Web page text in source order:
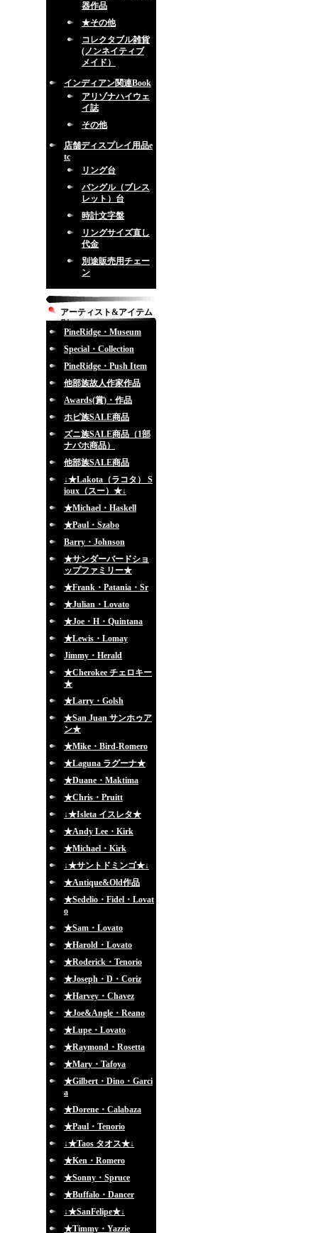
器作品
★その他
コレクタブル雑貨
(ノンネイティブ
メイド）
インディアン関連Book
アリゾナハイウェ
イ誌
その他
店舗ディスプレイ用品e
tc
リング台
バングル（ブレス
レット）台
時計文字盤
リングサイズ直し
代金
別途販売用チェー
ン
アーティスト&アイテム
別
PineRidge・Museum
Special・Collection
PineRidge・Push Item
他部族故人作家作品
Awards(賞)・作品
ホピ族SALE商品
ズニ族SALE商品（1部
ナバホ商品）
他部族SALE商品
↓★Lakota（ラコタ） S
ioux（スー）★↓
★Michael・Haskell
★Paul・Szabo
Barry・Johnson
★サンダーバードショ
ップファミリー★
★Frank・Patania・Sr
★Julian・Lovato
★Joe・H・Quintana
★Lewis・Lomay
Jimmy・Herald
★Cherokee チェロキー
★
★Larry・Golsh
★San Juan サンホゥア
ン★
★Mike・Bird-Romero
★Laguna ラグーナ★
★Duane・Maktima
★Chris・Pruitt
↓★Isleta イスレタ★
★Andy Lee・Kirk
★Michael・Kirk
↓★サントドミンゴ★↓
★Antique&Old作品
★Sedelio・Fidel・Lovat
o
★Sam・Lovato
★Harold・Lovato
★Roderick・Tenorio
★Joseph・D・Coriz
★Harvey・Chavez
★Joe&Angle・Reano
★Lupe・Lovato
★Raymond・Rosetta
★Mary・Tafoya
★Gilbert・Dino・Garci
a
★Dorene・Calabaza
★Paul・Tenorio
↓★Taos タオス★↓
★Ken・Romero
★Sonny・Spruce
★Buffalo・Dancer
↓★SanFelipe★↓
★Timmy・Yazzie